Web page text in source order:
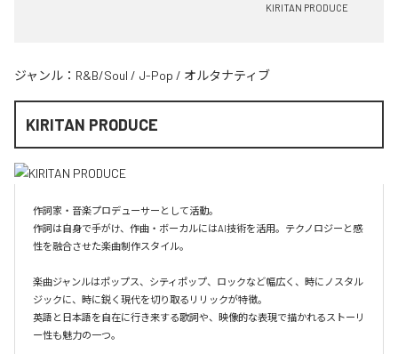
KIRITAN PRODUCE
ジャンル： R&B/Soul / J-Pop / オルタナティブ
KIRITAN PRODUCE
作詞家・音楽プロデューサーとして活動。
作詞は自身で手がけ、作曲・ボーカルにはAI技術を活用。テクノロジーと感
性を融合させた楽曲制作スタイル。
楽曲ジャンルはポップス、シティポップ、ロックなど幅広く、時にノスタル
ジックに、時に鋭く現代を切り取るリリックが特徴。
英語と日本語を自在に行き来する歌詞や、映像的な表現で描かれるストーリ
ー性も魅力の一つ。